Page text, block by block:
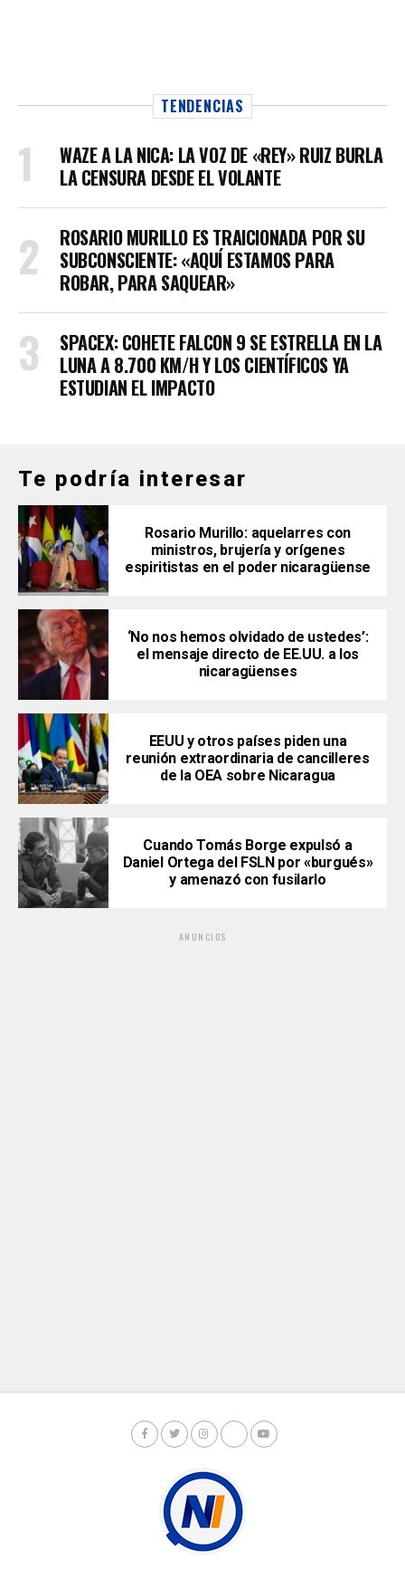
TENDENCIAS
WAZE A LA NICA: LA VOZ DE «REY» RUIZ BURLA
LA CENSURA DESDE EL VOLANTE
ROSARIO MURILLO ES TRAICIONADA POR SU
SUBCONSCIENTE: «AQUÍ ESTAMOS PARA
ROBAR, PARA SAQUEAR»
SPACEX: COHETE FALCON 9 SE ESTRELLA EN LA
LUNA A 8.700 KM/H Y LOS CIENTÍFICOS YA
ESTUDIAN EL IMPACTO
Te podría interesar
Rosario Murillo: aquelarres con
ministros, brujería y orígenes
espiritistas en el poder nicaragüense
‘No nos hemos olvidado de ustedes’:
el mensaje directo de EE.UU. a los
nicaragüenses
EEUU y otros países piden una
reunión extraordinaria de cancilleres
de la OEA sobre Nicaragua
Cuando Tomás Borge expulsó a
Daniel Ortega del FSLN por «burgués»
y amenazó con fusilarlo
ANUNCIOS